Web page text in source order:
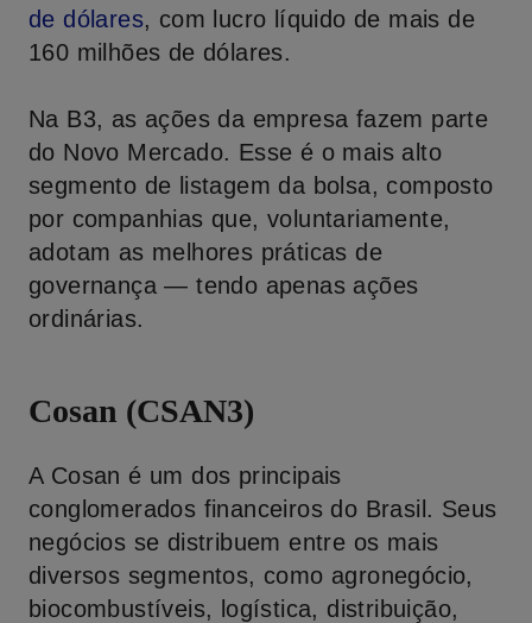
de dólares, com lucro líquido de mais de
160 milhões de dólares.
Na B3, as ações da empresa fazem parte
do Novo Mercado. Esse é o mais alto
segmento de listagem da bolsa, composto
por companhias que, voluntariamente,
adotam as melhores práticas de
governança — tendo apenas ações
ordinárias.
Cosan (CSAN3)
A Cosan é um dos principais
conglomerados financeiros do Brasil. Seus
negócios se distribuem entre os mais
diversos segmentos, como agronegócio,
biocombustíveis, logística, distribuição,